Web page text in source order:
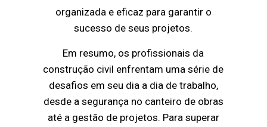
organizada e eficaz para garantir o
sucesso de seus projetos.
Em resumo, os profissionais da
construção civil enfrentam uma série de
desafios em seu dia a dia de trabalho,
desde a segurança no canteiro de obras
até a gestão de projetos. Para superar